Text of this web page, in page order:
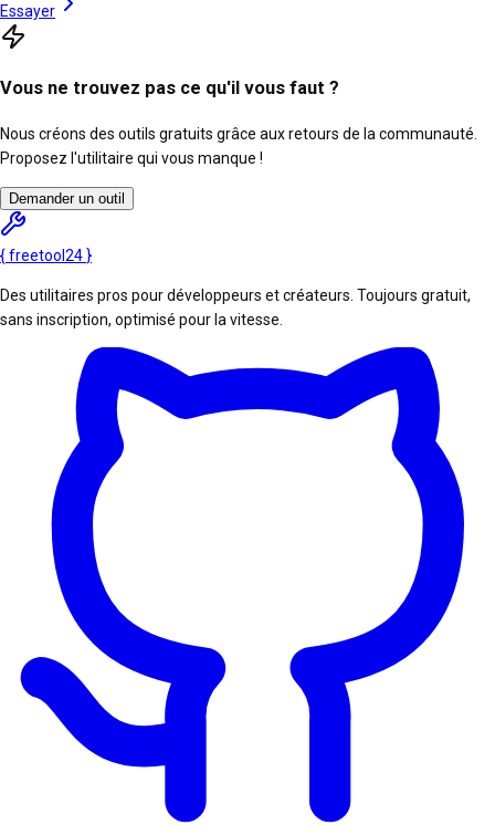
Essayer
Vous ne trouvez pas ce qu'il vous faut ?
Nous créons des outils gratuits grâce aux retours de la communauté.
Proposez l'utilitaire qui vous manque !
Demander un outil
{freetool24}
Des utilitaires pros pour développeurs et créateurs. Toujours gratuit,
sans inscription, optimisé pour la vitesse.